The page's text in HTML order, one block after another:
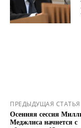
ПРЕДЫДУЩАЯ СТАТЬЯ
Осенняя сессия
Меджлиса начнется с